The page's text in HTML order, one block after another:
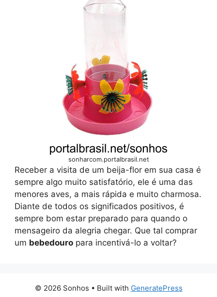
sonharcom.portalbrasil.net
Receber a visita de um beija-flor em sua casa é
sempre algo muito satisfatório, ele é uma das
menores aves, a mais rápida e muito charmosa.
Diante de todos os significados positivos, é
sempre bom estar preparado para quando o
mensageiro da alegria chegar. Que tal comprar
um bebedouro para incentivá-lo a voltar?
© 2026 Sonhos • Built with GeneratePress